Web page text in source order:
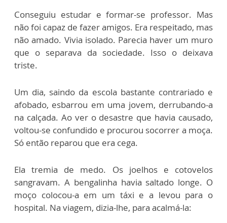
Conseguiu estudar e formar-se professor. Mas
não foi capaz de fazer amigos. Era respeitado, mas
não amado. Vivia isolado. Parecia haver um muro
que o separava da sociedade. Isso o deixava
triste.
Um dia, saindo da escola bastante contrariado e
afobado, esbarrou em uma jovem, derrubando-a
na calçada. Ao ver o desastre que havia causado,
voltou-se confundido e procurou socorrer a moça.
Só então reparou que era cega.
Ela tremia de medo. Os joelhos e cotovelos
sangravam. A bengalinha havia saltado longe. O
moço colocou-a em um táxi e a levou para o
hospital. Na viagem, dizia-lhe, para acalmá-la: